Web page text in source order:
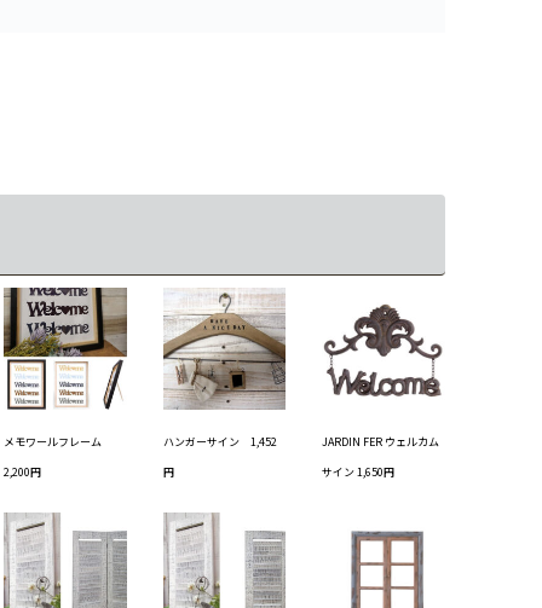
メモワールフレーム
2,200円
ハンガーサイン 1,452
円
JARDIN FER ウェルカム
サイン 1,650円